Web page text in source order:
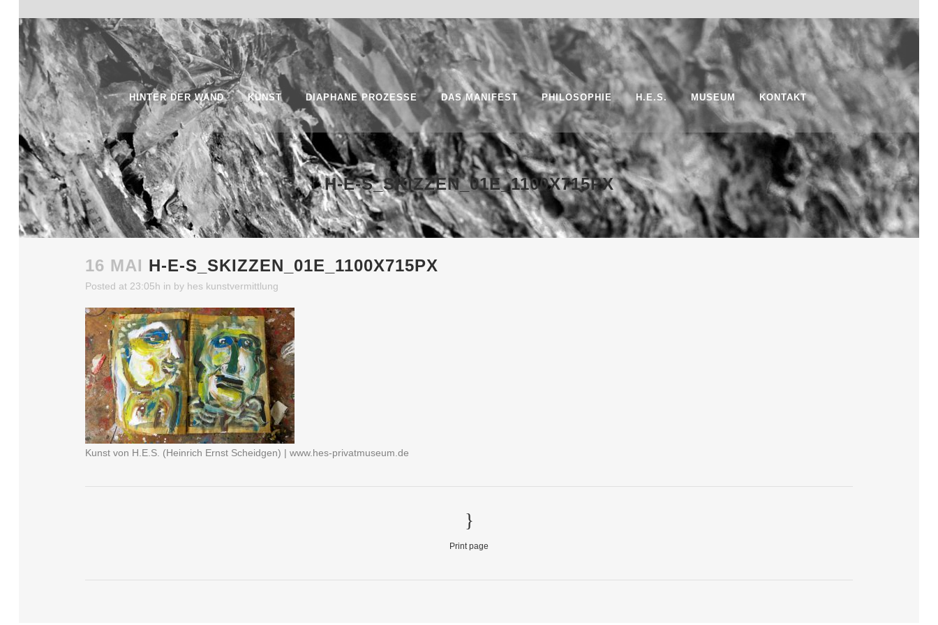
HINTER DER WAND KUNST DIAPHANE PROZESSE DAS MANIFEST PHILOSOPHIE H.E.S. MUSEUM KONTAKT
H-E-S_SKIZZEN_01E_1100X715PX
16 MAI H-E-S_SKIZZEN_01E_1100X715PX
Posted at 23:05h in by hes kunstvermittlung
Kunst von H.E.S. (Heinrich Ernst Scheidgen) | www.hes-privatmuseum.de
Print page